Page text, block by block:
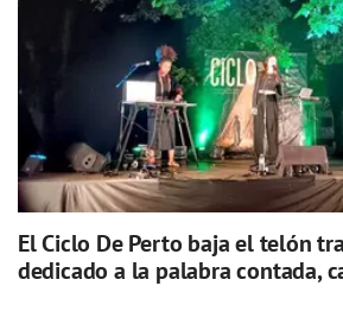
El Ciclo De Perto baja el telón
dedicado a la palabra contada,